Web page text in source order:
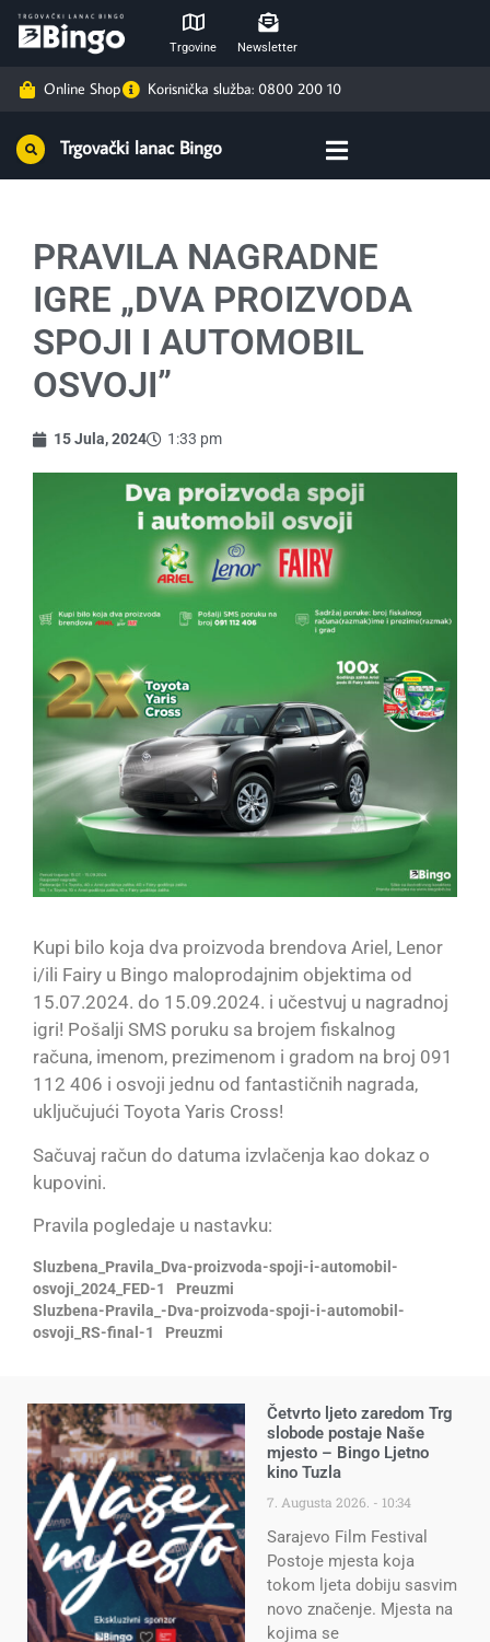
Trgovine Newsletter
Online Shop Korisnička služba: 0800 200 10
Trgovački lanac Bingo
PRAVILA NAGRADNE
IGRE „DVA PROIZVODA
SPOJI I AUTOMOBIL
OSVOJI”
15 Jula, 2024 1:33 pm
Kupi bilo koja dva proizvoda brendova Ariel, Lenor
i/ili Fairy u Bingo maloprodajnim objektima od
15.07.2024. do 15.09.2024. i učestvuj u nagradnoj
igri! Pošalji SMS poruku sa brojem fiskalnog
računa, imenom, prezimenom i gradom na broj 091
112 406 i osvoji jednu od fantastičnih nagrada,
uključujući Toyota Yaris Cross!
Sačuvaj račun do datuma izvlačenja kao dokaz o
kupovini.
Pravila pogledaje u nastavku:
Sluzbena_Pravila_Dva-proizvoda-spoji-i-automobil-
osvoji_2024_FED-1
Preuzmi
Sluzbena-Pravila_-Dva-proizvoda-spoji-i-automobil-
osvoji_RS-final-1
Preuzmi
Četvrto ljeto zaredom Trg
slobode postaje Naše
mjesto – Bingo Ljetno
kino Tuzla
7. Augusta 2026. 10:34
Sarajevo Film Festival
Postoje mjesta koja
tokom ljeta dobiju sasvim
novo značenje. Mjesta na
kojima se